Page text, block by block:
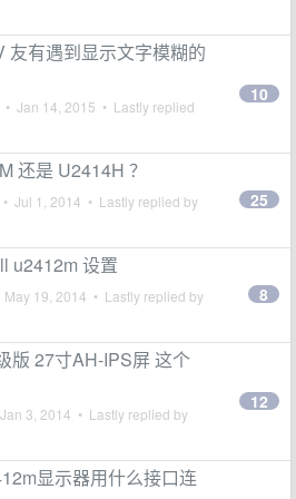
友有遇到显示文字模糊的
• Jan 14, 2015 • Lastly replied
10
还是 U2414H ？
• Jul 1, 2014 • Lastly replied by 25
u2412m 设置
May 19, 2014 • Lastly replied by 8
版 27寸AH-IPS屏 这个
Jan 3, 2014 • Lastly replied by
12
显示器用什么接口连